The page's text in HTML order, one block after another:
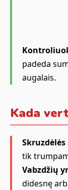
padeda
augalais.
Kada
tik
Vabzdžių
didesnę